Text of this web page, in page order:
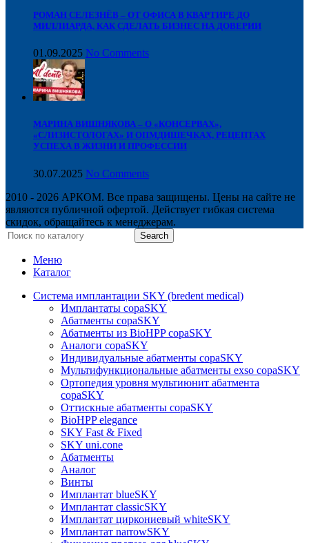
РОМАН СЕЛЕЗНЁВ – ОТ ОФИСА В КВАРТИРЕ ДО
МИЛЛИАРДА, КАК СДЕЛАТЬ БИЗНЕС НА ДОВЕРИИ
01.09.2025 No Comments
МАРИНА ВИШНЯКОВА – О «КОНСЕРВАХ»,
«СЛИЗИСТОЛОГАХ» И ОПМДИШЕЧКАХ, РЕЦЕПТАХ
УСПЕХА В ЖИЗНИ И ПРОФЕССИИ
30.07.2025 No Comments
2010 - 2026 АРКОМ. Все права защищены. Цены на сайте не
являются публичной офертой. Действует гибкая система
скидок, обращайтесь к менеджерам.
Search
Меню
Каталог
Система имплантации SKY (bredent medical)
Имплантаты copaSKY
Абатменты copaSKY
Абатменты из BioHPP copaSKY
Аналоги copaSKY
Индивидуальные абатменты copaSKY
Мультифункциональные абатменты exso copaSKY
Ортопедия уровня мультиюнит абатмента
copaSKY
Оттискные абатменты copaSKY
BioHPP elegance
SKY Fast & Fixed
SKY uni.cone
Абатменты
Аналог
Винты
Имплантат blueSKY
Имплантат classicSKY
Имплантат циркониевый whiteSKY
Имплантат narrowSKY